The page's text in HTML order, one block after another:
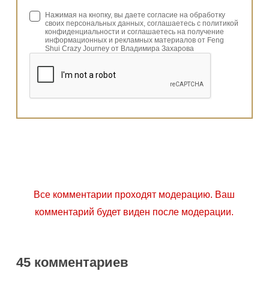
Нажимая на кнопку, вы даете согласие на обработку
своих персональных данных, соглашаетесь с политикой
конфиденциальности и соглашаетесь на получение
информационных и рекламных материалов от Feng
Shui Crazy Journey от Владимира Захарова
Все комментарии проходят модерацию. Ваш
комментарий будет виден после модерации.
45 комментариев